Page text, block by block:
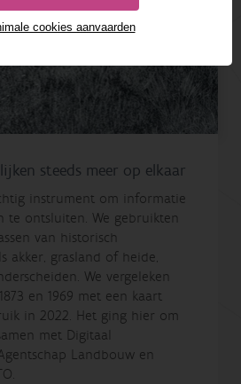
cookies aanvaarden
steeds meer op elkaar
instrument om informatie
te ontsluiten. We gebruikten
van historisch
akker, grasland of heide,
We vergeleken
en 1969 met een kaart
in 2022. Het ging hier om
met Digitaal
Landbouw en